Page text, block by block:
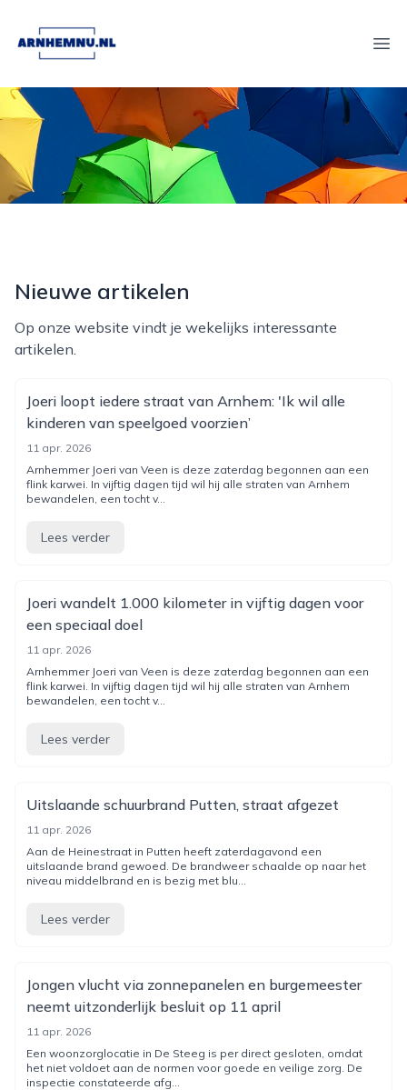
arnhemnu.nl
Nieuwe artikelen
Op onze website vindt je wekelijks interessante
artikelen.
Joeri loopt iedere straat van Arnhem: 'Ik wil alle
kinderen van speelgoed voorzien’
11 apr. 2026
Arnhemmer Joeri van Veen is deze zaterdag begonnen aan een
flink karwei. In vijftig dagen tijd wil hij alle straten van Arnhem
bewandelen, een tocht v...
Lees verder
Joeri wandelt 1.000 kilometer in vijftig dagen voor
een speciaal doel
11 apr. 2026
Arnhemmer Joeri van Veen is deze zaterdag begonnen aan een
flink karwei. In vijftig dagen tijd wil hij alle straten van Arnhem
bewandelen, een tocht v...
Lees verder
Uitslaande schuurbrand Putten, straat afgezet
11 apr. 2026
Aan de Heinestraat in Putten heeft zaterdagavond een
uitslaande brand gewoed. De brandweer schaalde op naar het
niveau middelbrand en is bezig met blu...
Lees verder
Jongen vlucht via zonnepanelen en burgemeester
neemt uitzonderlijk besluit op 11 april
11 apr. 2026
Een woonzorglocatie in De Steeg is per direct gesloten, omdat
het niet voldoet aan de normen voor goede en veilige zorg. De
inspectie constateerde afg...